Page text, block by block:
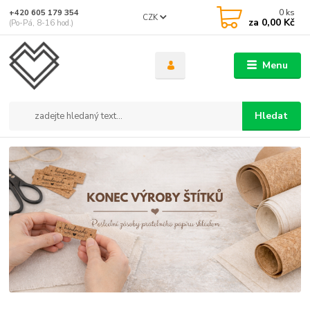
Menu
CZK
Hledat
+420 605 179 354
(Po-Pá, 8-16 hod.)
0 ks
za 0,00 Kč